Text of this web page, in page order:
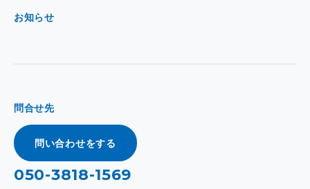
お知らせ
問合せ先
問い合わせをする
050-3818-1569